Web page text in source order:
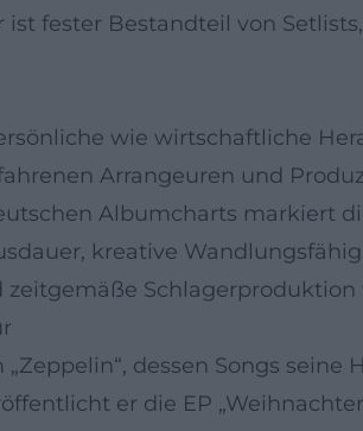
fester Bestandteil von
wie wirtschaftliche
Arrangeuren und
Albumcharts markiert
kreative
Schlagerproduktion
dessen Songs seine
er die EP